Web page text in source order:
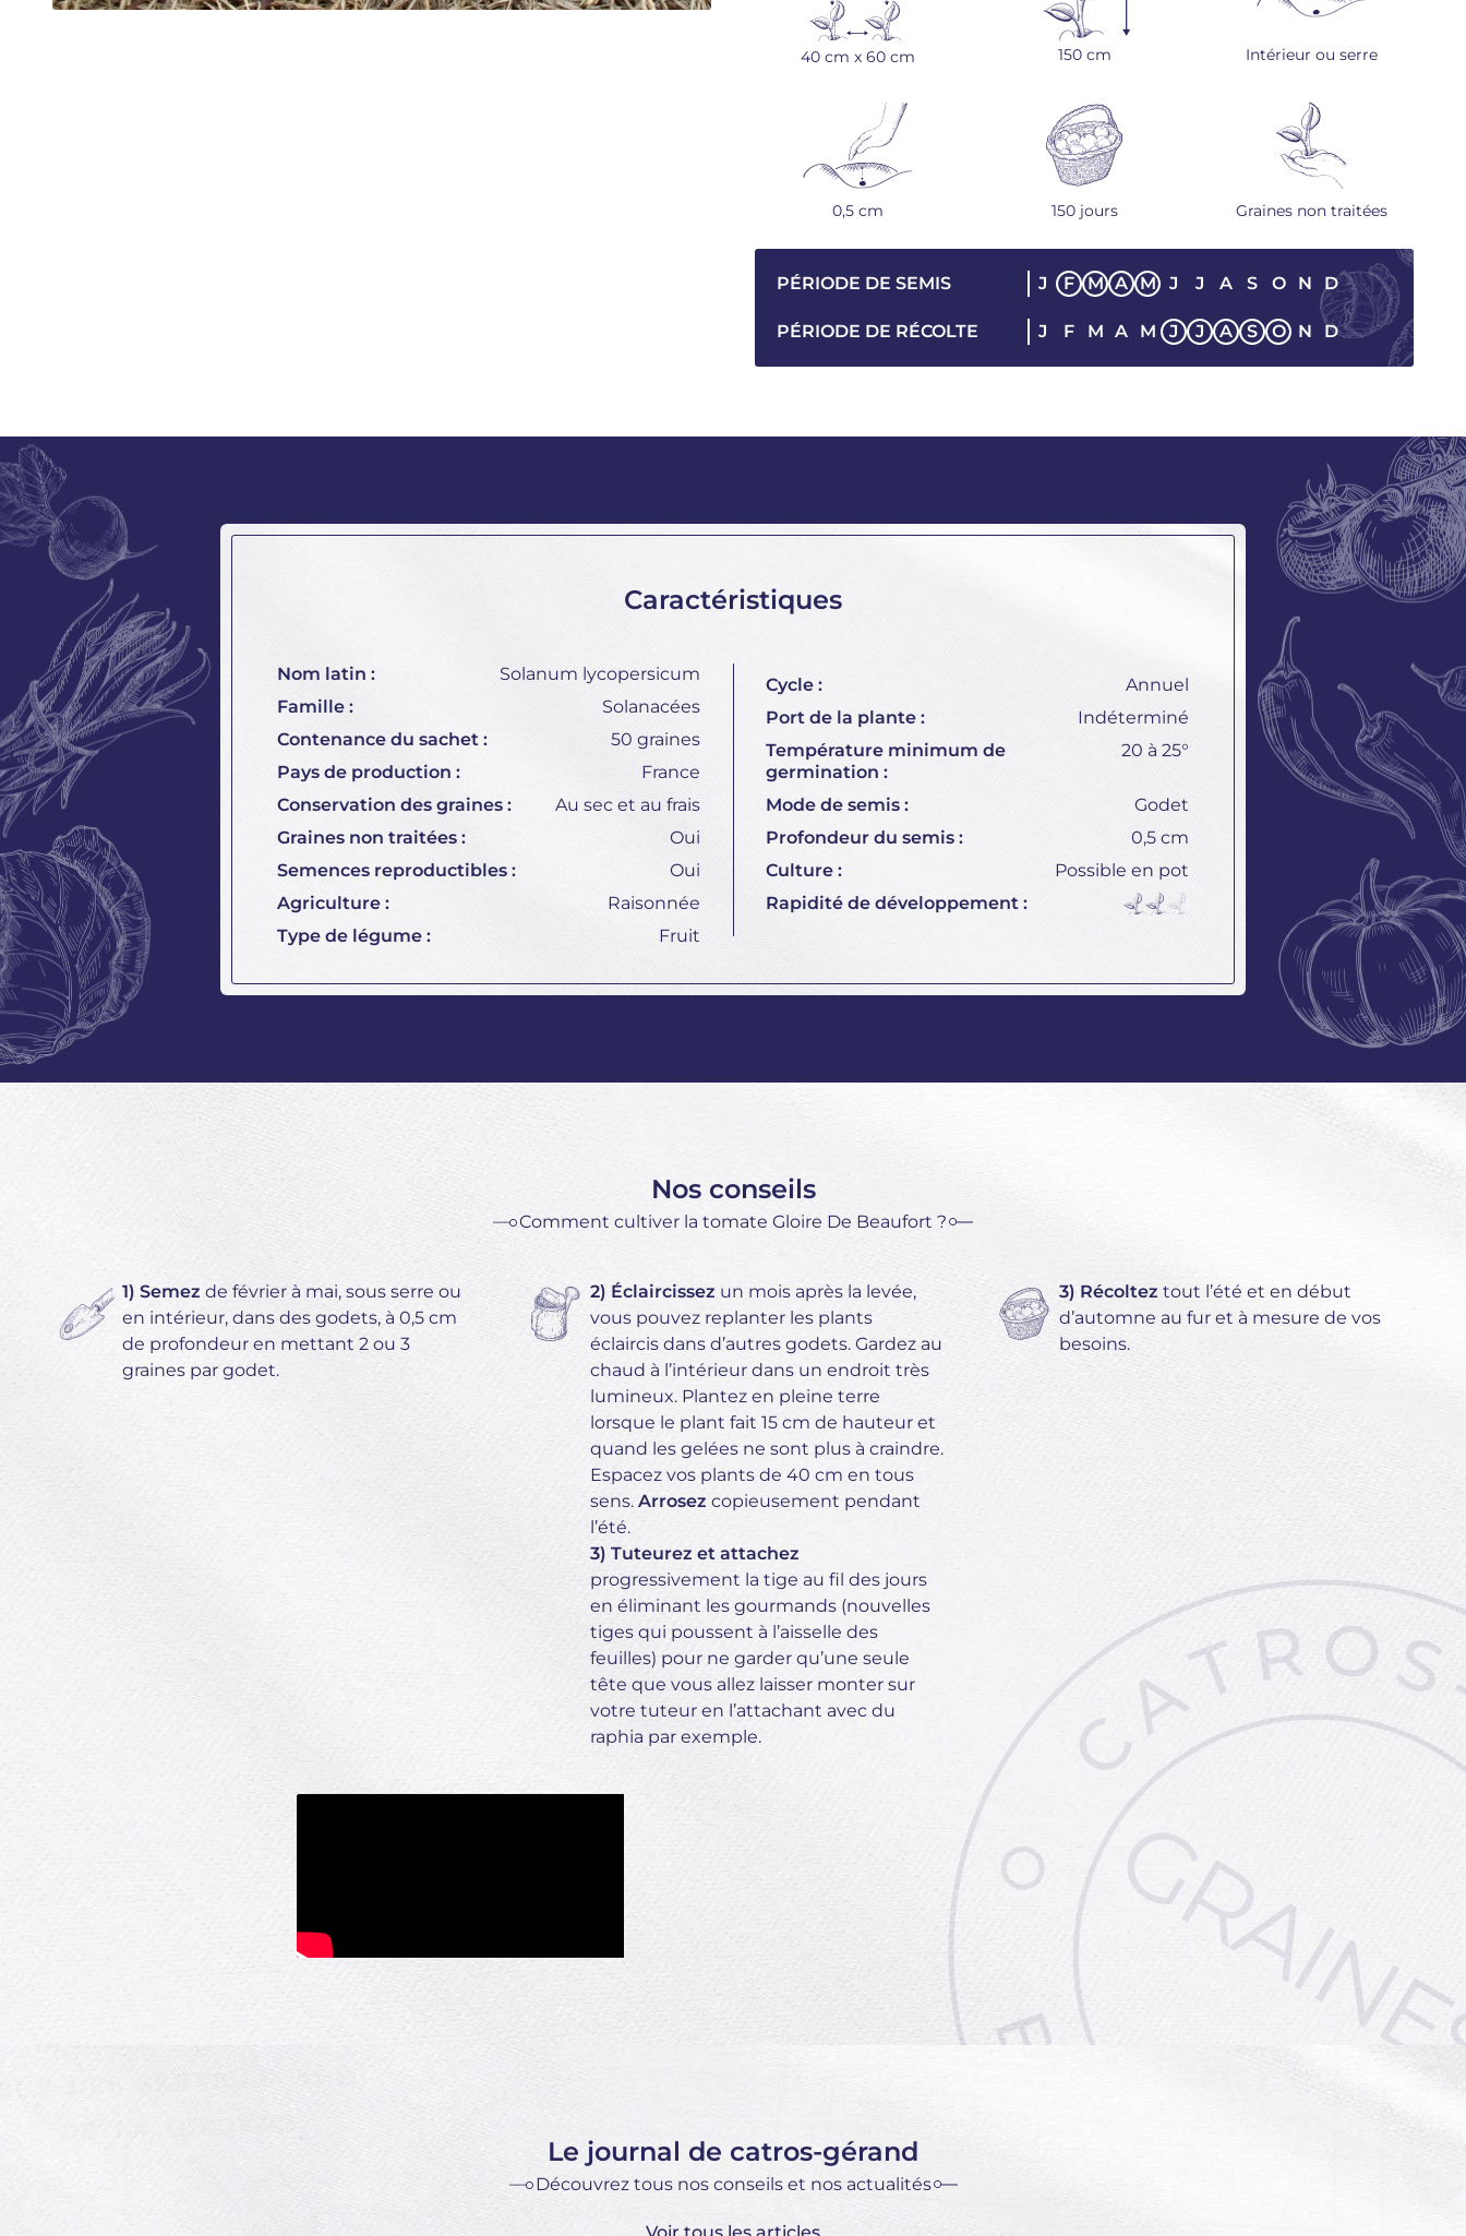
40 cm x 60 cm 150 cm Intérieur ou serre
0,5 cm 150 jours Graines non traitées
PÉRIODE DE SEMIS J F M A M J J A S O N D
PÉRIODE DE RÉCOLTE J F M A M J J A S O N D
Caractéristiques
Nom latin :
Solanum lycopersicum
Famille :
Solanacées
Contenance du sachet :
50 graines
Pays de production :
France
Conservation des graines :
Au sec et au frais
Graines non traitées :
Oui
Semences reproductibles :
Oui
Agriculture :
Raisonnée
Type de légume :
Fruit
Cycle :
Annuel
Port de la plante :
Indéterminé
Température minimum de
germination :
20 à 25°
Mode de semis :
Godet
Profondeur du semis :
0,5 cm
Culture :
Possible en pot
Rapidité de développement :
Nos conseils
Comment cultiver la tomate Gloire De Beaufort ?
1) Semez de février à mai, sous serre ou
en intérieur, dans des godets, à 0,5 cm
de profondeur en mettant 2 ou 3
graines par godet.
2) Éclaircissez un mois après la levée,
vous pouvez replanter les plants
éclaircis dans d’autres godets. Gardez au
chaud à l’intérieur dans un endroit très
lumineux. Plantez en pleine terre
lorsque le plant fait 15 cm de hauteur et
quand les gelées ne sont plus à craindre.
Espacez vos plants de 40 cm en tous
sens.Arrosez copieusement pendant
l’été.
3) Tuteurez et attachez
progressivement la tige au fil des jours
en éliminant les gourmands (nouvelles
tiges qui poussent à l’aisselle des
feuilles) pour ne garder qu’une seule
tête que vous allez laisser monter sur
votre tuteur en l’attachant avec du
raphia par exemple.
3) Récoltez tout l’été et en début
d’automne au fur et à mesure de vos
besoins.
Le journal de catros-gérand
Découvrez tous nos conseils et nos actualités